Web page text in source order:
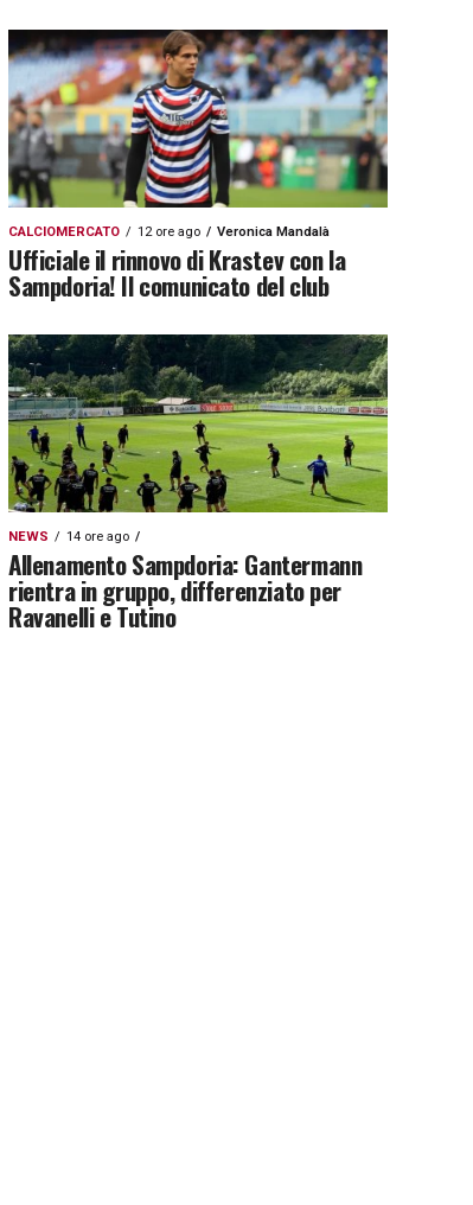
CALCIOMERCATO 12 ore ago Veronica Mandalà
Ufficiale il rinnovo di Krastev con la
Sampdoria! Il comunicato del club
NEWS 14 ore ago
Allenamento Sampdoria: Gantermann
rientra in gruppo, differenziato per
Ravanelli e Tutino